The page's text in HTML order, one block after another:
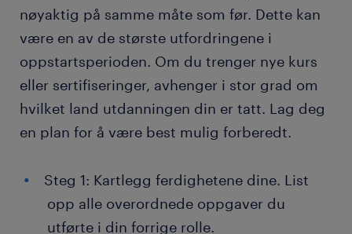
nøyaktig på samme måte som før. Dette kan
være en av de største utfordringene i
oppstartsperioden. Om du trenger nye kurs
eller sertifiseringer, avhenger i stor grad om
hvilket land utdanningen din er tatt. Lag deg
en plan for å være best mulig forberedt.
Steg 1: Kartlegg ferdighetene dine. List
opp alle overordnede oppgaver du
utførte i din forrige rolle.